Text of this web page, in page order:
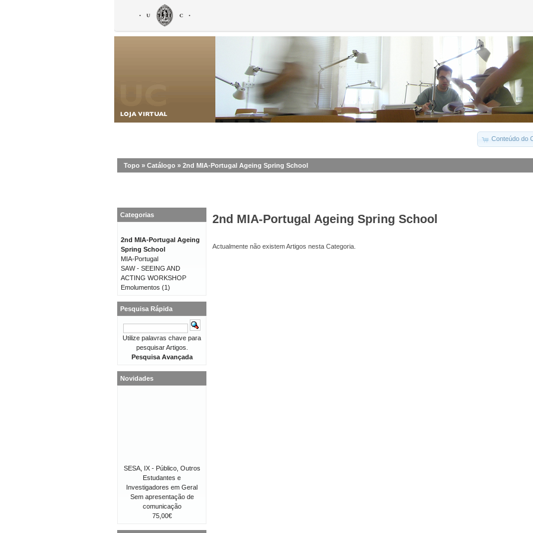
Conteúdo do
Topo » Catálogo » 2nd MIA-Portugal Ageing Spring School
2nd MIA-Portugal Ageing Spring School
Actualmente não existem Artigos nesta Categoria.
Categorias
2nd MIA-Portugal Ageing
Spring School
MIA-Portugal
SAW - SEEING AND
ACTING WORKSHOP
Emolumentos (1)
Pesquisa Rápida
Utilize palavras chave para
pesquisar Artigos.
Pesquisa Avançada
Novidades
SESA, IX - Público, Outros
Estudantes e
Investigadores em Geral
Sem apresentação de
comunicação
75,00€